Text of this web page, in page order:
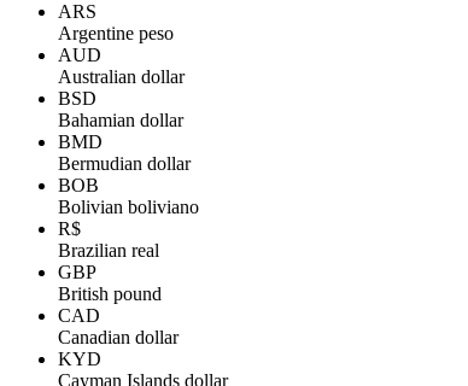
ARS
Argentine peso
AUD
Australian dollar
BSD
Bahamian dollar
BMD
Bermudian dollar
BOB
Bolivian boliviano
R$
Brazilian real
GBP
British pound
CAD
Canadian dollar
KYD
Cayman Islands dollar